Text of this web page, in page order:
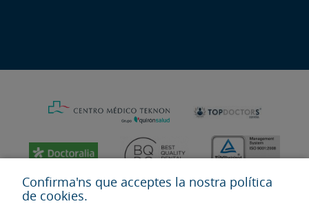
Confirma'ns que acceptes la nostra política
de cookies.